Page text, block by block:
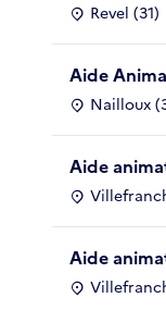
Revel (31)
Aide
Nailloux
Aide
Aide